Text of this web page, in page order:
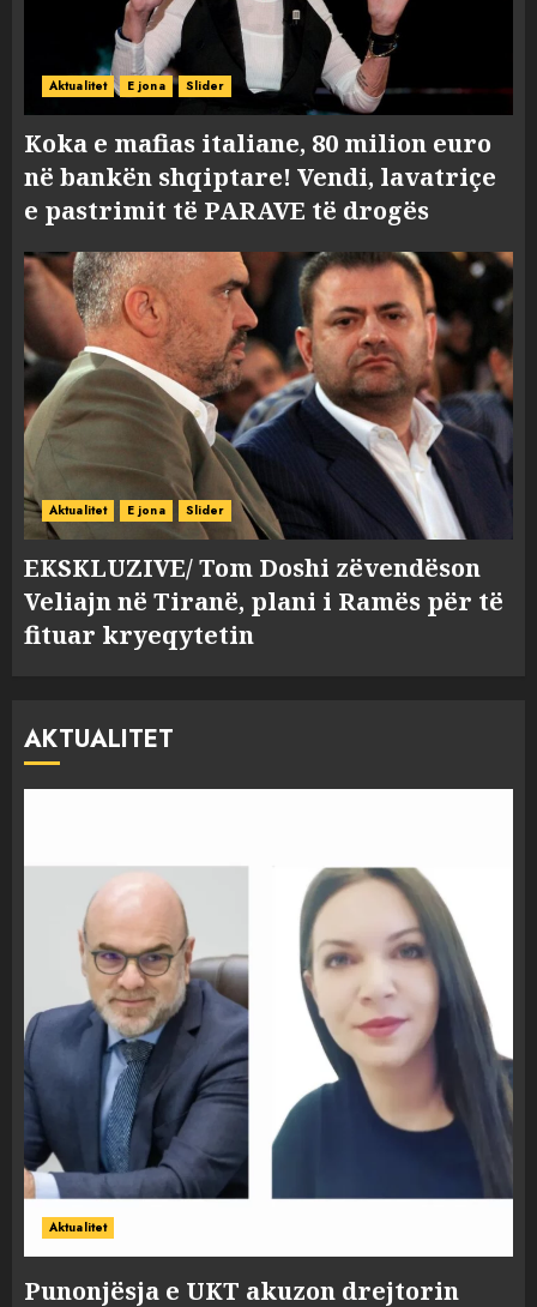
Aktualitet E jona Slider
Koka e mafias italiane, 80 milion euro
në bankën shqiptare! Vendi, lavatriçe
e pastrimit të PARAVE të drogës
Aktualitet E jona Slider
EKSKLUZIVE/ Tom Doshi zëvendëson
Veliajn në Tiranë, plani i Ramës për të
fituar kryeqytetin
AKTUALITET
Aktualitet
Punonjësja e UKT akuzon drejtorin